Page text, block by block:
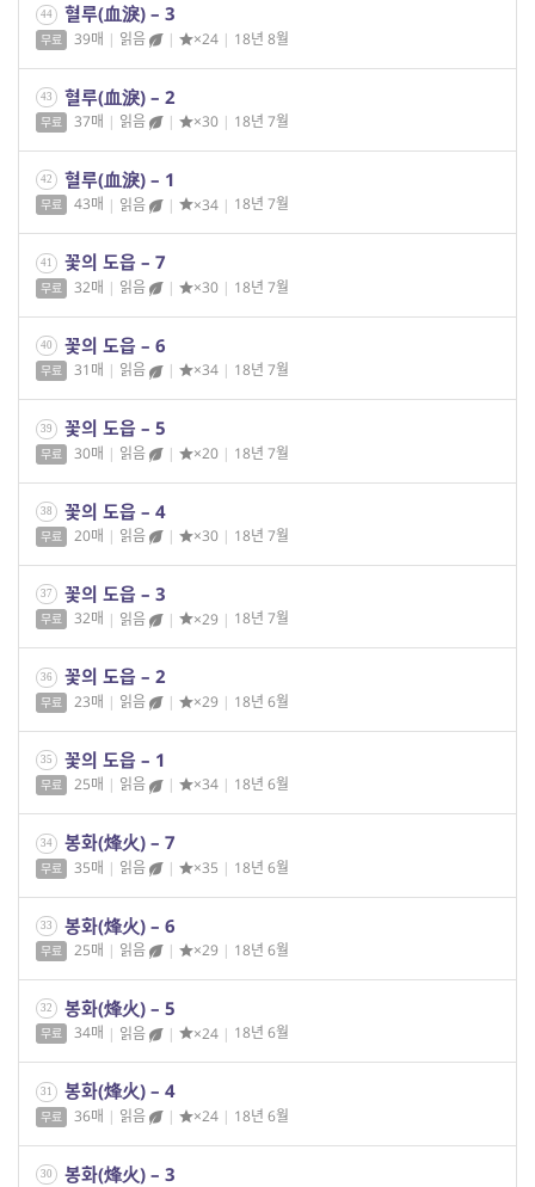
44 혈루(血淚) – 3
무료 39매 | 읽음 | ×24 | 18년 8월
43 혈루(血淚) – 2
무료 37매 | 읽음 | ×30 | 18년 7월
42 혈루(血淚) – 1
무료 43매 | 읽음 | ×34 | 18년 7월
41 꽃의 도읍 – 7
무료 32매 | 읽음 | ×30 | 18년 7월
40 꽃의 도읍 – 6
무료 31매 | 읽음 | ×34 | 18년 7월
39 꽃의 도읍 – 5
무료 30매 | 읽음 | ×20 | 18년 7월
38 꽃의 도읍 – 4
무료 20매 | 읽음 | ×30 | 18년 7월
37 꽃의 도읍 – 3
무료 32매 | 읽음 | ×29 | 18년 7월
36 꽃의 도읍 – 2
무료 23매 | 읽음 | ×29 | 18년 6월
35 꽃의 도읍 – 1
무료 25매 | 읽음 | ×34 | 18년 6월
34 봉화(烽火) – 7
무료 35매 | 읽음 | ×35 | 18년 6월
33 봉화(烽火) – 6
무료 25매 | 읽음 | ×29 | 18년 6월
32 봉화(烽火) – 5
무료 34매 | 읽음 | ×24 | 18년 6월
31 봉화(烽火) – 4
무료 36매 | 읽음 | ×24 | 18년 6월
30 봉화(烽火) – 3